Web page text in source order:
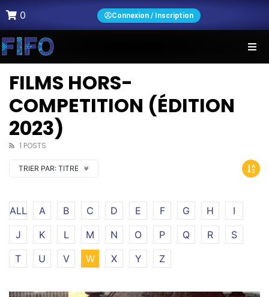
0 Connexion / Inscription
FILMS HORS-
COMPETITION (ÉDITION
2023)
1 POSTS
TRIER PAR: TITRE
ALL A B C D E F G H
I
J
K L M N O P Q R
S
T
U V W X Y Z